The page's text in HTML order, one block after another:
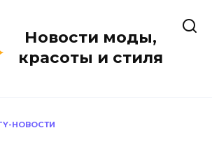
Новости моды,
красоты и стиля
НОВОСТИ